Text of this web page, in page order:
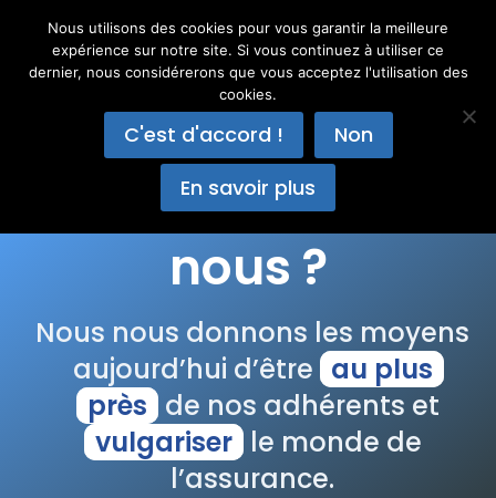
contenu
Qui sommes-
nous ?
Nous nous donnons les moyens
aujourd’hui d’être au plus
près de nos adhérents et
vulgariser le monde de
l’assurance.
Nous utilisons des cookies pour vous garantir la meilleure
expérience sur notre site. Si vous continuez à utiliser ce
dernier, nous considérerons que vous acceptez l'utilisation des
cookies.
C'est d'accord !
Non
En savoir plus